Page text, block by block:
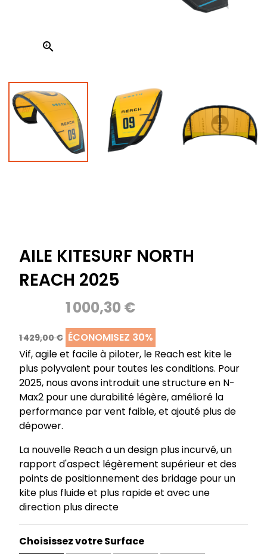

AILE KITESURF NORTH
REACH 2025
1 429,00 €
1 000,30 €
ÉCONOMISEZ 30%
Vif, agile et facile à piloter, le Reach est kite le
plus polyvalent pour toutes les conditions. Pour
2025, nous avons introduit une structure en N-
Max2 pour une durabilité légère, amélioré la
performance par vent faible, et ajouté plus de
dépower.
La nouvelle Reach a un design plus incurvé, un
rapport d'aspect légèrement supérieur et des
points de positionnement des bridage pour un
kite plus fluide et plus rapide et avec une
direction plus directe
Choisissez votre Surface